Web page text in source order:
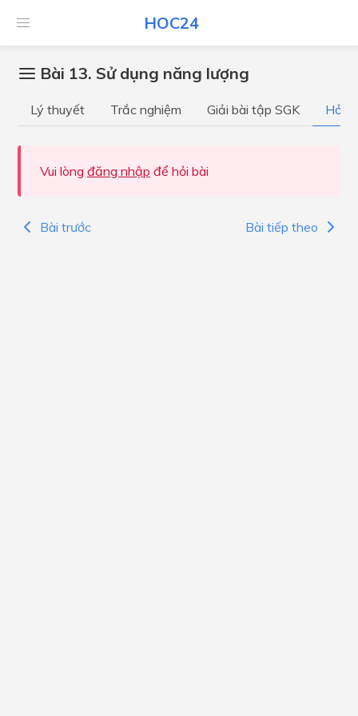
HOC24
Bài 13. Sử dụng năng lượng
Lý thuyết Trắc nghiệm Giải bài tập SGK Hỏi
Vui lòng đăng nhập để hỏi bài
Bài trước Bài tiếp theo